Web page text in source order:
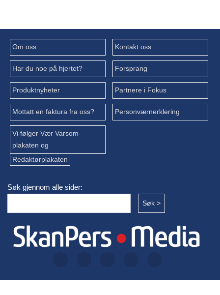
Om oss Kontakt oss
Har du noe på hjertet? Forsprang
Produktnyheter Partnere i Fokus
Mottatt en faktura fra oss? Personværnerklering
Vi følger Vær Varsom-
plakaten og
Redaktørplakaten
Søk gjennom alle sider: